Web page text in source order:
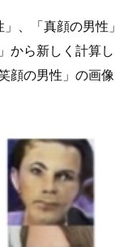
、「真顔の男性」
から新しく計算し
顔の男性」の画像